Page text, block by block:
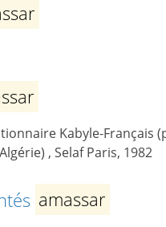
Kabyle-Français
, Selaf Paris, 1982
amassar